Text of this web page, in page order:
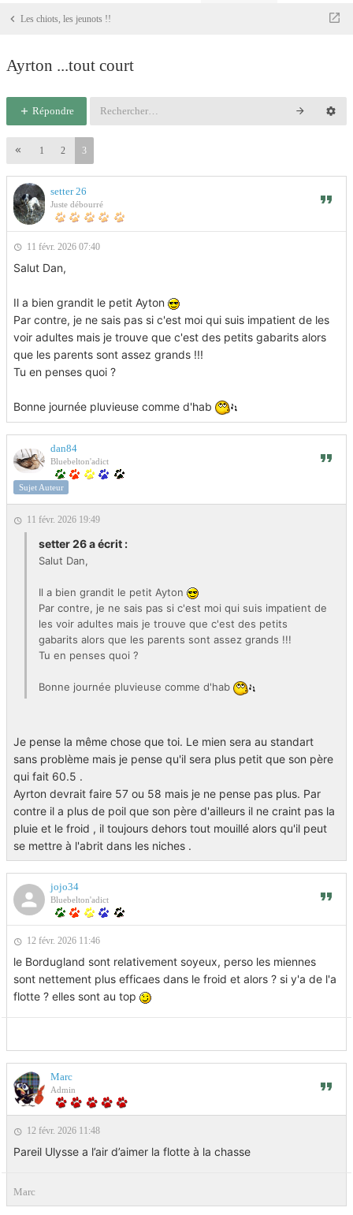
Les chiots, les jeunots !!
Ayrton ...tout court
Répondre
1 2 3
setter 26
Juste débourré
11 févr. 2026 07:40
Salut Dan,
Il a bien grandit le petit Ayton
Par contre, je ne sais pas si c'est moi qui suis impatient de les
voir adultes mais je trouve que c'est des petits gabarits alors
que les parents sont assez grands !!!
Tu en penses quoi ?
Bonne journée pluvieuse comme d'hab
dan84
Bluebelton'adict
Sujet Auteur
11 févr. 2026 19:49
setter 26 a écrit :
Salut Dan,
Il a bien grandit le petit Ayton
Par contre, je ne sais pas si c'est moi qui suis impatient de
les voir adultes mais je trouve que c'est des petits
gabarits alors que les parents sont assez grands !!!
Tu en penses quoi ?
Bonne journée pluvieuse comme d'hab
Je pense la même chose que toi. Le mien sera au standart
sans problème mais je pense qu'il sera plus petit que son père
qui fait 60.5 .
Ayrton devrait faire 57 ou 58 mais je ne pense pas plus. Par
contre il a plus de poil que son père d'ailleurs il ne craint pas la
pluie et le froid , il toujours dehors tout mouillé alors qu'il peut
se mettre à l'abrit dans les niches .
jojo34
Bluebelton'adict
12 févr. 2026 11:46
le Bordugland sont relativement soyeux, perso les miennes
sont nettement plus efficaes dans le froid et alors ? si y'a de l'a
flotte ? elles sont au top
Marc
Admin
12 févr. 2026 11:48
Pareil Ulysse a l’air d’aimer la flotte à la chasse
Marc